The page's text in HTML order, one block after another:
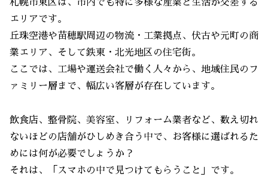
札幌市東区は、市内でも特に多様な産業と生活が交差する
エリアです。
丘珠空港や苗穂駅周辺の物流・工業拠点、伏古や元町の商
業エリア、そして鉄東・北光地区の住宅街。
ここでは、工場や運送会社で働く人々から、地域住民のフ
ァミリー層まで、幅広い客層が存在しています。
飲食店、整骨院、美容室、リフォーム業者など、数え切れ
ないほどの店舗がひしめき合う中で、お客様に選ばれるた
めには何が必要でしょうか？
それは、「スマホの中で見つけてもらうこと」です。